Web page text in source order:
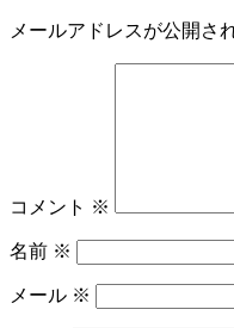
メールアドレスが公開さ
コメント ※
名前 ※
メール ※